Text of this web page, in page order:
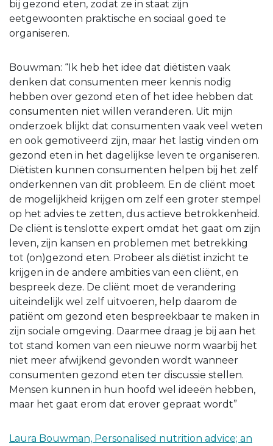
bij gezond eten, zodat ze in staat zijn
eetgewoonten praktische en sociaal goed te
organiseren.
Bouwman: “Ik heb het idee dat diëtisten vaak
denken dat consumenten meer kennis nodig
hebben over gezond eten of het idee hebben dat
consumenten niet willen veranderen. Uit mijn
onderzoek blijkt dat consumenten vaak veel weten
en ook gemotiveerd zijn, maar het lastig vinden om
gezond eten in het dagelijkse leven te organiseren.
Diëtisten kunnen consumenten helpen bij het zelf
onderkennen van dit probleem. En de cliënt moet
de mogelijkheid krijgen om zelf een groter stempel
op het advies te zetten, dus actieve betrokkenheid.
De cliënt is tenslotte expert omdat het gaat om zijn
leven, zijn kansen en problemen met betrekking
tot (on)gezond eten. Probeer als diëtist inzicht te
krijgen in de andere ambities van een cliënt, en
bespreek deze. De cliënt moet de verandering
uiteindelijk wel zelf uitvoeren, help daarom de
patiënt om gezond eten bespreekbaar te maken in
zijn sociale omgeving. Daarmee draag je bij aan het
tot stand komen van een nieuwe norm waarbij het
niet meer afwijkend gevonden wordt wanneer
consumenten gezond eten ter discussie stellen.
Mensen kunnen in hun hoofd wel ideeën hebben,
maar het gaat erom dat erover gepraat wordt”
Laura Bouwman, Personalised nutrition advice; an